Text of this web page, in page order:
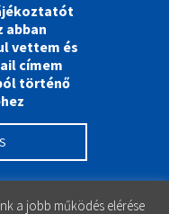
abban
vettem és
címem
történő
a jobb működés elérése